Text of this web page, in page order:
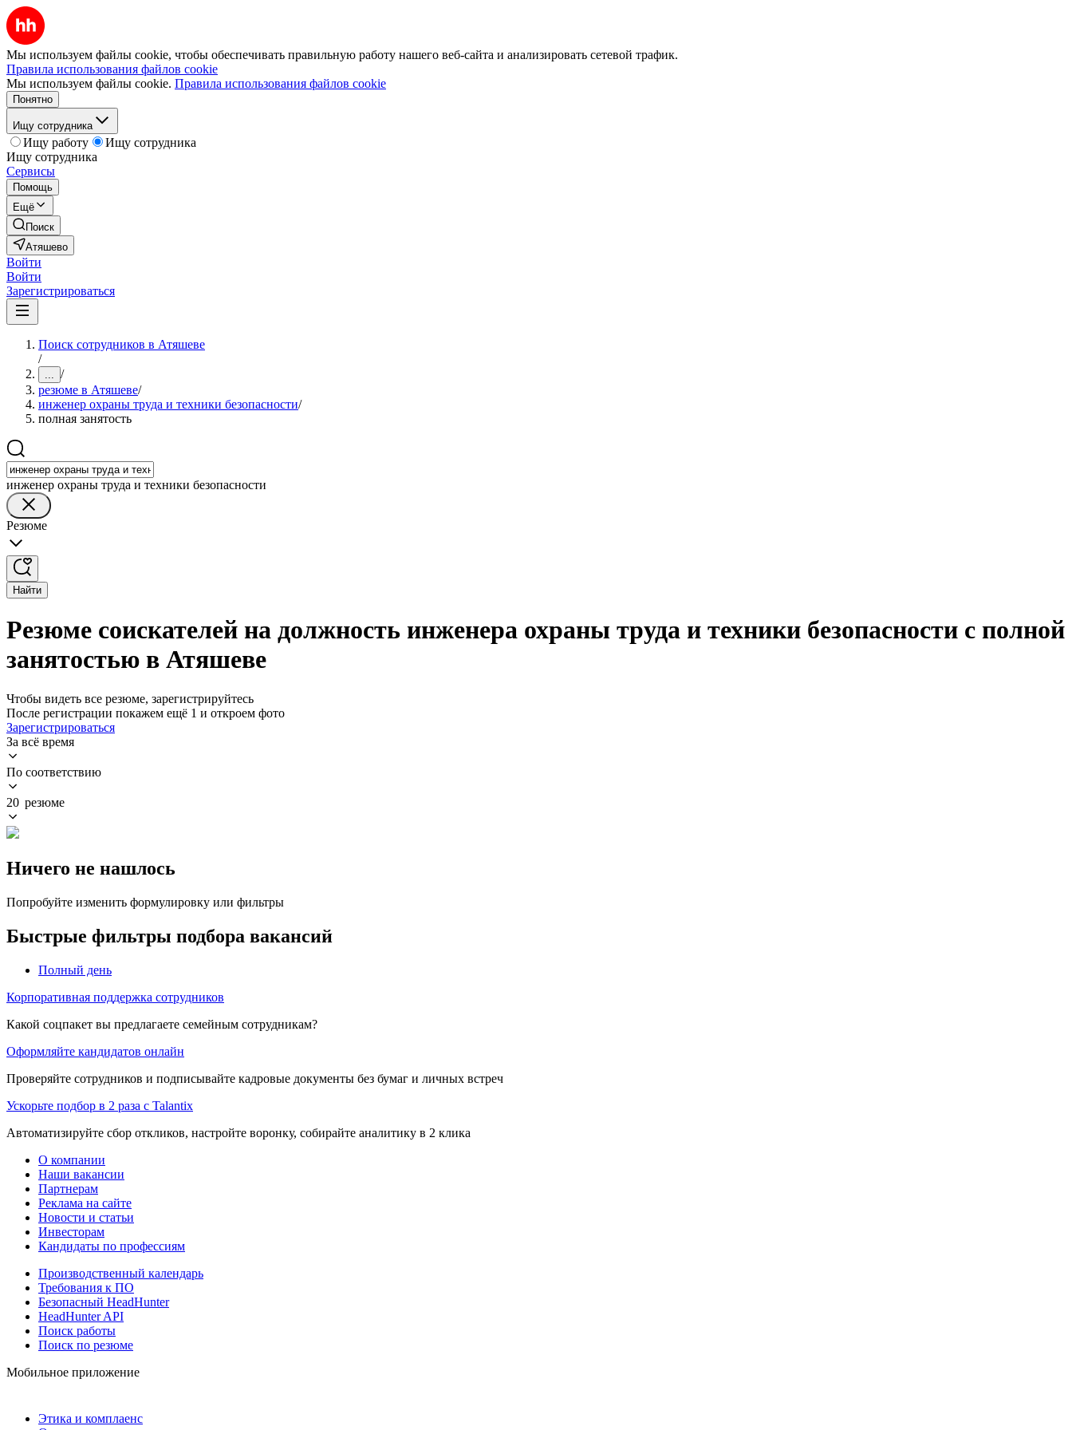
Мы используем файлы cookie, чтобы обеспечивать правильную работу нашего веб-сайта и анализировать сетевой трафик.
Правила использования файлов cookie
Мы используем файлы cookie. Правила использования файлов cookie
Понятно
Ищу сотрудника
Ищу работу
Ищу сотрудника
Ищу сотрудника
Сервисы
Помощь
Ещё
Поиск
Атяшево
Войти
Войти
Зарегистрироваться
Поиск сотрудников в Атяшеве
/
... /
резюме в Атяшеве/
инженер охраны труда и техники безопасности/
полная занятость
инженер охраны труда и техники безопасности
Резюме
Найти
Резюме соискателей на должность инженера охраны труда и техники безопасности с полной
занятостью в Атяшеве
Чтобы видеть все резюме, зарегистрируйтесь
После регистрации покажем ещё 1 и откроем фото
Зарегистрироваться
За всё время
По соответствию
20 резюме
Ничего не нашлось
Попробуйте изменить формулировку или фильтры
Быстрые фильтры подбора вакансий
Полный день
Корпоративная поддержка сотрудников
Какой соцпакет вы предлагаете семейным сотрудникам?
Оформляйте кандидатов онлайн
Проверяйте сотрудников и подписывайте кадровые документы без бумаг и личных встреч
Ускорьте подбор в 2 раза с Talantix
Автоматизируйте сбор откликов, настройте воронку, собирайте аналитику в 2 клика
О компании
Наши вакансии
Партнерам
Реклама на сайте
Новости и статьи
Инвесторам
Кандидаты по профессиям
Производственный календарь
Требования к ПО
Безопасный HeadHunter
HeadHunter API
Поиск работы
Поиск по резюме
Мобильное приложение
Этика и комплаенс